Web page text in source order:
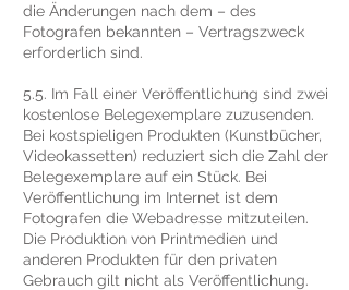
die Änderungen nach dem – des
Fotografen bekannten – Vertragszweck
erforderlich sind.
5.5. Im Fall einer Veröffentlichung sind zwei
kostenlose Belegexemplare zuzusenden.
Bei kostspieligen Produkten (Kunstbücher,
Videokassetten) reduziert sich die Zahl der
Belegexemplare auf ein Stück. Bei
Veröffentlichung im Internet ist dem
Fotografen die Webadresse mitzuteilen.
Die Produktion von Printmedien und
anderen Produkten für den privaten
Gebrauch gilt nicht als Veröffentlichung.